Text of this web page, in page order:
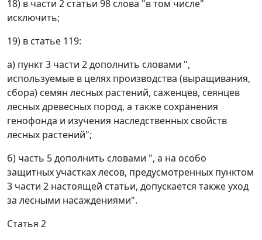
18) в части 2 статьи 98 слова "в том числе"
исключить;
19) в статье 119:
а) пункт 3 части 2 дополнить словами ",
используемые в целях производства (выращивания,
сбора) семян лесных растений, саженцев, сеянцев
лесных древесных пород, а также сохранения
генофонда и изучения наследственных свойств
лесных растений";
б) часть 5 дополнить словами ", а на особо
защитных участках лесов, предусмотренных пунктом
3 части 2 настоящей статьи, допускается также уход
за лесными насаждениями".
Статья 2